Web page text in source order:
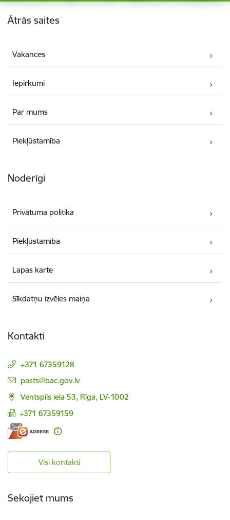
Kājene
Ātrās saites
Vakances
Iepirkumi
Par mums
Piekļūstamība
Noderīgi
Privātuma politika
Piekļūstamība
Lapas karte
Sīkdatņu izvēles maiņa
Kontakti
+371 67359128
E-pasts:
pasts@bac.gov.lv
Ventspils iela 53, Rīga, LV-1002
+371 67359159
Visi kontakti
Sekojiet mums